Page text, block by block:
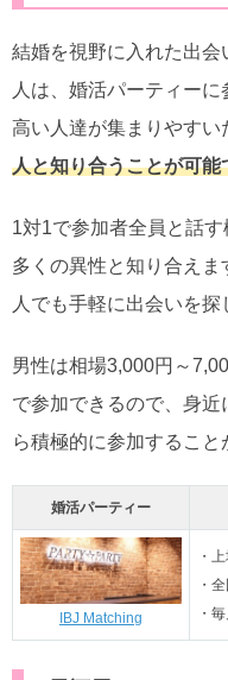
結婚を視野に入れた出会
人は、婚活パーティー
高い人達が集まりやすい
人と知り合うことが可能
1対1で参加者全員と話
多くの異性と知り合え
人でも手軽に出会いを探
男性は相場3,000円～
で参加できるので、身
ら積極的に参加すること
婚活パーティー
IBJ Matching
・
・
・